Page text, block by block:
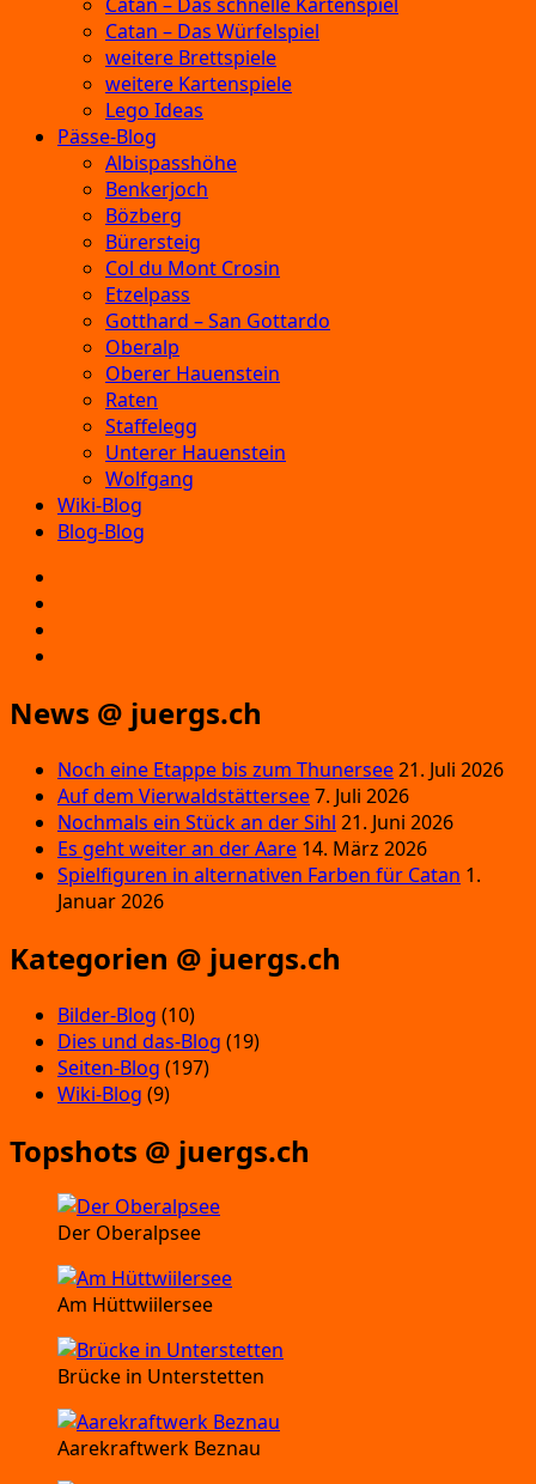
Catan – Das Würfelspiel
weitere Brettspiele
weitere Kartenspiele
Lego Ideas
Pässe-Blog
Albispasshöhe
Benkerjoch
Bözberg
Bürersteig
Col du Mont Crosin
Etzelpass
Gotthard – San Gottardo
Oberalp
Oberer Hauenstein
Raten
Staffelegg
Unterer Hauenstein
Wolfgang
Wiki-Blog
Blog-Blog
News @ juergs.ch
Noch eine Etappe bis zum Thunersee21. Juli 2026
Auf dem Vierwaldstättersee7. Juli 2026
Nochmals ein Stück an der Sihl 21. Juni 2026
Es geht weiter an der Aare 14. März 2026
Spielfiguren in alternativen Farben für Catan 1.
Januar 2026
Kategorien @ juergs.ch
Bilder-Blog (10)
Dies und das-Blog (19)
Seiten-Blog (197)
Wiki-Blog (9)
Topshots @ juergs.ch
Der Oberalpsee
Am Hüttwiilersee
Brücke in Unterstetten
Aarekraftwerk Beznau